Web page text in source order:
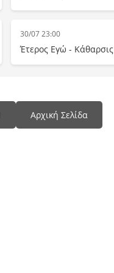
30/07 23:00
Έτερος Εγώ - Κάθαρσις
Αρχική Σελίδα